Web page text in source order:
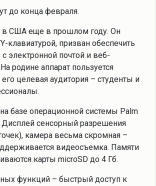
до конца февраля.
в США еще в прошлом году. Он
клавиатурой, призван обеспечить
электронной почтой и веб-
родине аппарат пользуется
целевая аудитория – студенты и
базе операционной системы Palm
Дисплей сенсорный разрешения
камера весьма скромная –
видеосъемка. Памяти
карты microSD до 4 Гб.
функций – быстрый доступ к